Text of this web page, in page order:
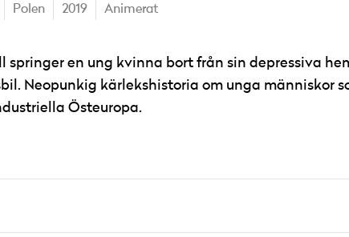
Polen 2019 Animerat
springer en ung kvinna bort från sin depressiva
Neopunkig kärlekshistoria om unga människor
Östeuropa.